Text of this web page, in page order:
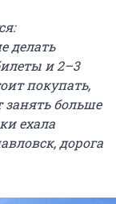
делать
и 2–3
покупать,
занять больше
ехала
дорога